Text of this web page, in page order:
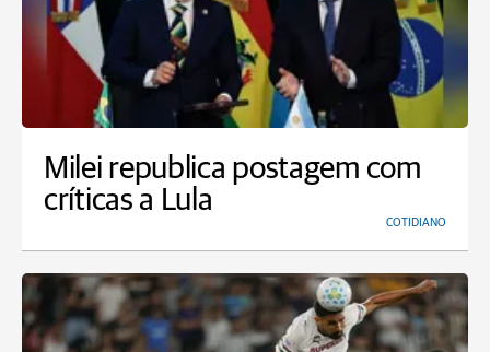
Milei republica postagem com
críticas a Lula
COTIDIANO